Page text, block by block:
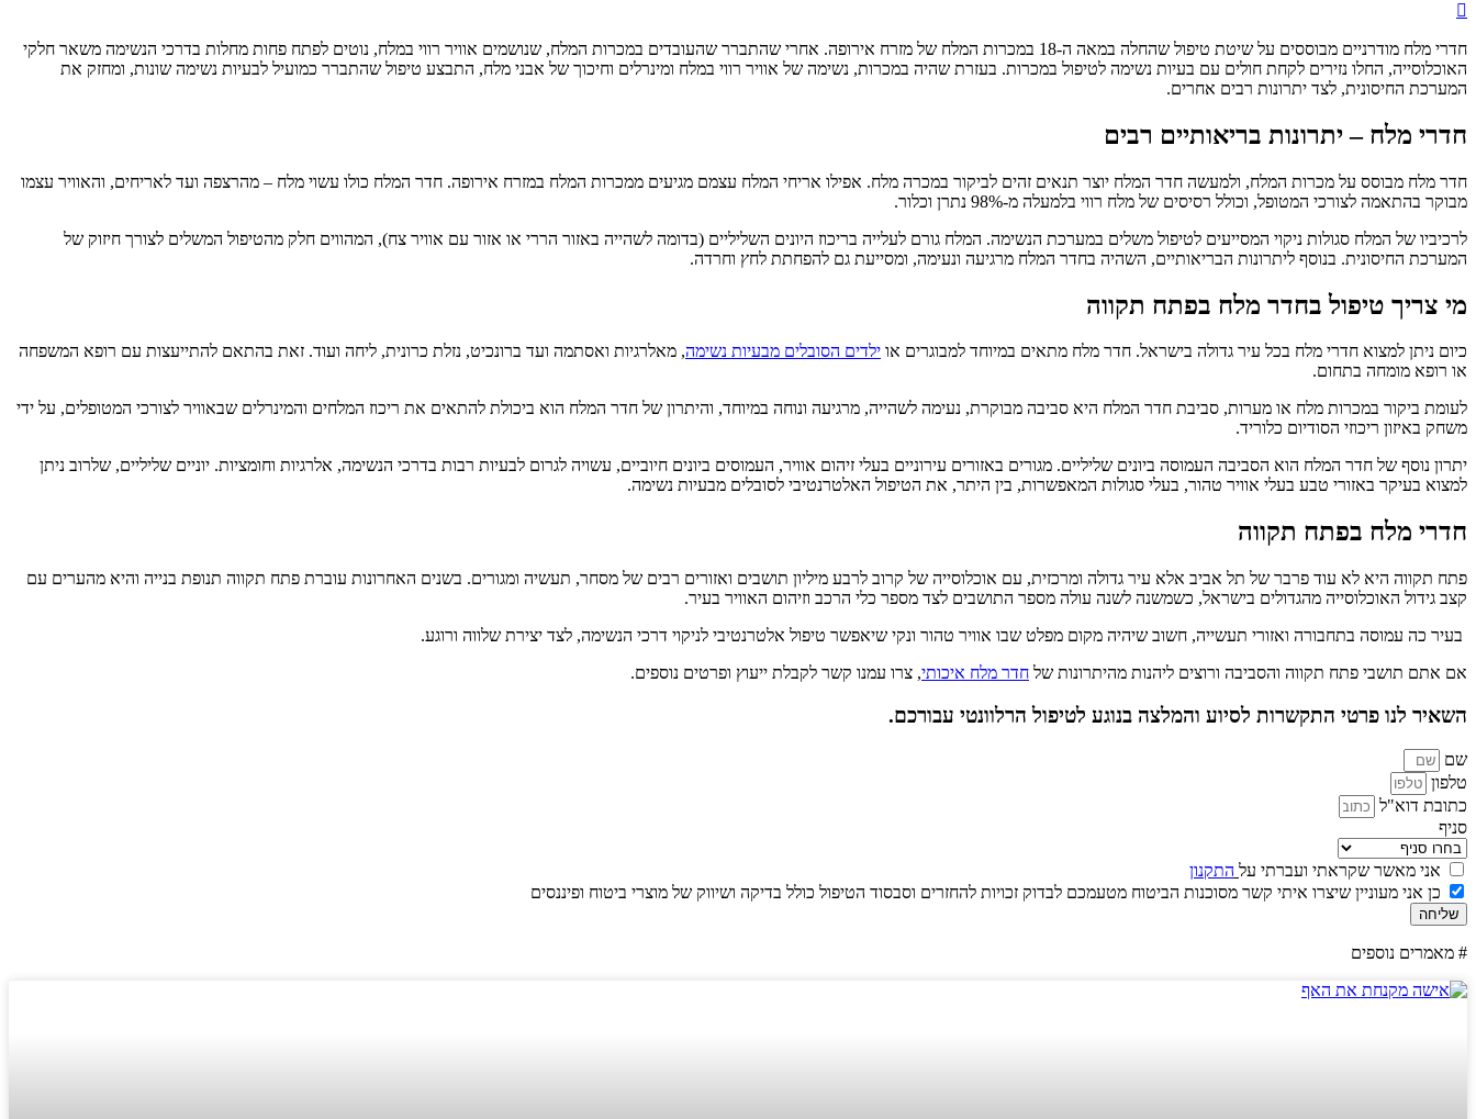
חדרי מלח מודרניים מבוססים על שיטת טיפול שהחלה במאה ה-18 במכרות המלח של מזרח אירופה. אחרי שהתברר שהעובדים במכרות המלח, שנושמים אוויר רווי במלח, נוטים לפתח פחות מחלות בדרכי הנשימה משאר חלקי
האוכלוסייה, החלו נזירים לקחת חולים עם בעיות נשימה לטיפול במכרות. בעזרת שהיה במכרות, נשימה של אוויר רווי במלח ומינרלים וחיכוך של אבני מלח, התבצע טיפול שהתברר כמועיל לבעיות נשימה שונות, ומחזק את
המערכת החיסונית, לצד יתרונות רבים אחרים.
חדרי מלח – יתרונות בריאותיים רבים
חדר מלח מבוסס על מכרות המלח, ולמעשה חדר המלח יוצר תנאים זהים לביקור במכרה מלח. אפילו אריחי המלח עצמם מגיעים ממכרות המלח במזרח אירופה. חדר המלח כולו עשוי מלח – מהרצפה ועד לאריחים, והאוויר עצמו
מבוקר בהתאמה לצורכי המטופל, וכולל רסיסים של מלח רווי בלמעלה מ-98% נתרן וכלור.
לרכיביו של המלח סגולות ניקוי המסייעים לטיפול משלים במערכת הנשימה. המלח גורם לעלייה בריכוז היונים השליליים (בדומה לשהייה באזור הררי או אזור עם אוויר צח), המהווים חלק מהטיפול המשלים לצורך חיזוק של
המערכת החיסונית. בנוסף ליתרונות הבריאותיים, השהיה בחדר המלח מרגיעה ונעימה, ומסייעת גם להפחתת לחץ וחרדה.
מי צריך טיפול בחדר מלח בפתח תקווה
כיום ניתן למצוא חדרי מלח בכל עיר גדולה בישראל. חדר מלח מתאים במיוחד למבוגרים או ילדים הסובלים מבעיות נשימה, מאלרגיות ואסתמה ועד ברונכיט, נזלת כרונית, ליחה ועוד. זאת בהתאם להתייעצות עם רופא המשפחה
או רופא מומחה בתחום.
לעומת ביקור במכרות מלח או מערות, סביבת חדר המלח היא סביבה מבוקרת, נעימה לשהייה, מרגיעה ונוחה במיוחד, והיתרון של חדר המלח הוא ביכולת להתאים את ריכוז המלחים והמינרלים שבאוויר לצורכי המטופלים, על ידי
משחק באיזון ריכוזי הסודיום כלוריד.
יתרון נוסף של חדר המלח הוא הסביבה העמוסה ביונים שליליים. מגורים באזורים עירוניים בעלי זיהום אוויר, העמוסים ביונים חיוביים, עשויה לגרום לבעיות רבות בדרכי הנשימה, אלרגיות וחומציות. יוניים שליליים, שלרוב ניתן
למצוא בעיקר באזורי טבע בעלי אוויר טהור, בעלי סגולות המאפשרות, בין היתר, את הטיפול האלטרנטיבי לסובלים מבעיות נשימה.
חדרי מלח בפתח תקווה
פתח תקווה היא לא עוד פרבר של תל אביב אלא עיר גדולה ומרכזית, עם אוכלוסייה של קרוב לרבע מיליון תושבים ואזורים רבים של מסחר, תעשיה ומגורים. בשנים האחרונות עוברת פתח תקווה תנופת בנייה והיא מהערים עם
קצב גידול האוכלוסייה מהגדולים בישראל, כשמשנה לשנה עולה מספר התושבים לצד מספר כלי הרכב וזיהום האוויר בעיר.
בעיר כה עמוסה בתחבורה ואזורי תעשייה, חשוב שיהיה מקום מפלט שבו אוויר טהור ונקי שיאפשר טיפול אלטרנטיבי לניקוי דרכי הנשימה, לצד יצירת שלווה ורוגע.
אם אתם תושבי פתח תקווה והסביבה ורוצים ליהנות מהיתרונות של חדר מלח איכותי, צרו עמנו קשר לקבלת ייעוץ ופרטים נוספים.
השאיר לנו פרטי התקשרות לסיוע והמלצה בנוגע לטיפול הרלוונטי עבורכם.
שם
טלפון
כתובת דוא"ל
סניף
אני מאשר שקראתי ועברתי על התקנון
כן אני מעוניין שיצרו איתי קשר מסוכנות הביטוח מטעמכם לבדוק זכויות להחזרים וסבסוד הטיפול כולל בדיקה ושיווק של מוצרי ביטוח ופיננסים
שליחה
# מאמרים נוספים